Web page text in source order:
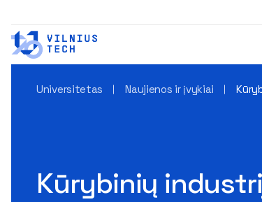
Universitetas Naujienos ir įvykiai
Kūrybinių